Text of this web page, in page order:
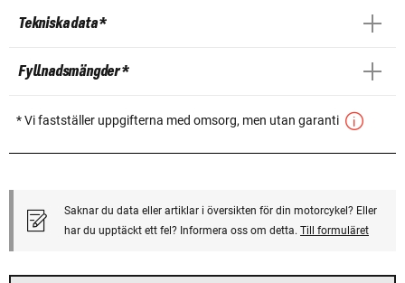
Tekniska data *
Fyllnadsmängder *
* Vi fastställer uppgifterna med omsorg, men utan garanti
Saknar du data eller artiklar i översikten för din motorcykel? Eller
har du upptäckt ett fel? Informera oss om detta. Till formuläret